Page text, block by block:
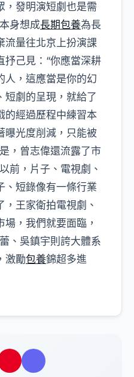
，發明演短劇也是需
身想成長期包養為長
流量往北京上扮演課
抒己見：“你應當深耕
人，這應當是你的幻
短劇的呈現，就給了
的經過歷程中練習本
曝光度削減，只能被
，曾志偉還流露了市
前，片子、電視劇、
、短錄像有一條行業
王家衛拍電視劇、
，我們就要面臨，
、吳鎮宇則誇大體系
激勵包養錦超多進